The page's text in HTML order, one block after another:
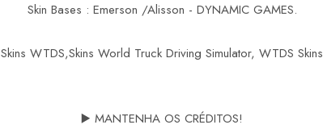
Skin Bases : Emerson /Alisson - DYNAMIC GAMES.
Skins WTDS,Skins World Truck Driving Simulator, WTDS Skins
▶️ MANTENHA OS CRÉDITOS!